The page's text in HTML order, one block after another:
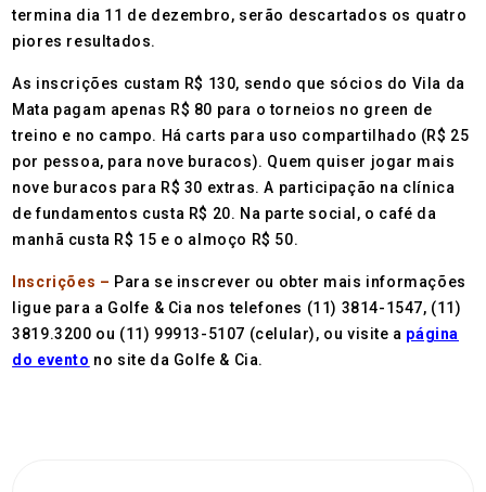
termina dia 11 de dezembro, serão descartados os quatro
piores resultados.
As inscrições custam R$ 130, sendo que sócios do Vila da
Mata pagam apenas R$ 80 para o torneios no green de
treino e no campo. Há carts para uso compartilhado (R$ 25
por pessoa, para nove buracos). Quem quiser jogar mais
nove buracos para R$ 30 extras. A participação na clínica
de fundamentos custa R$ 20. Na parte social, o café da
manhã custa R$ 15 e o almoço R$ 50.
Inscrições – Para se inscrever ou obter mais informações
ligue para a Golfe & Cia nos telefones (11) 3814-1547, (11)
3819.3200 ou (11) 99913-5107 (celular), ou visite a página
do evento no site da Golfe & Cia.